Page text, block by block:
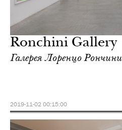
Ronchini Gallery
Галерея Лоренцо Рончини
2019-11-02 00:15:00